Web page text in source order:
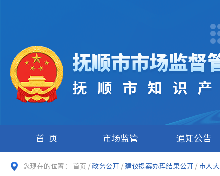
首页 市场监管 通知公告
您现在的位置： 首页 /政务公开 / 建议提案办理结果公开 / 市人